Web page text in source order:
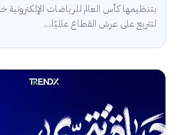
بتنظيمها كأس العالم للرياضات الإلكترونية
لتتربع على عرش القطاع عالميًا،...